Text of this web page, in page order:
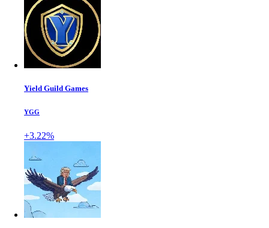
Yield Guild Games
YGG
+3.22%